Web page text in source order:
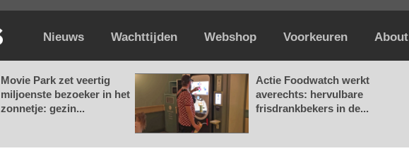
Nieuws Wachttijden Webshop Voorkeuren About
Movie Park zet veertig
miljoenste bezoeker in het
zonnetje: gezin...
Actie Foodwatch werkt
averechts: hervulbare
frisdrankbekers in de...